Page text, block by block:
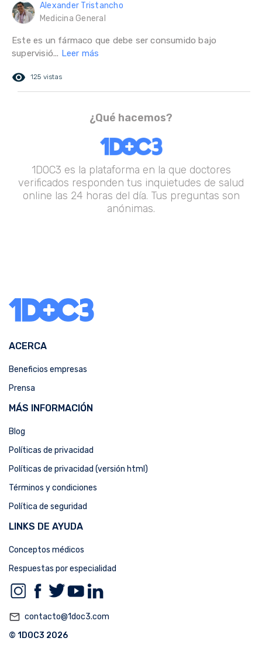
Alexander Tristancho
Medicina General
Este es un fármaco que debe ser consumido bajo
supervisió... Leer más
remove_red_eye 125 vistas
¿Qué hacemos?
1DOC3 es la plataforma en la que doctores
verificados responden tus inquietudes de salud
online las 24 horas del día. Tus preguntas son
anónimas.
ACERCA
Beneficios empresas
Prensa
MÁS INFORMACIÓN
Blog
Políticas de privacidad
Políticas de privacidad (versión html)
Términos y condiciones
Política de seguridad
LINKS DE AYUDA
Conceptos médicos
Respuestas por especialidad
mail_outline contacto@1doc3.com
© 1DOC3 2026